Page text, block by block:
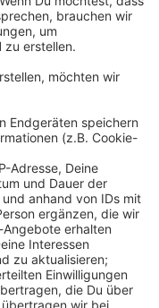
Euskirchen und
im Einsatz. Neben
auch
im Gepäck.
Bahnhöfe
zu verbessern.
den
sauber